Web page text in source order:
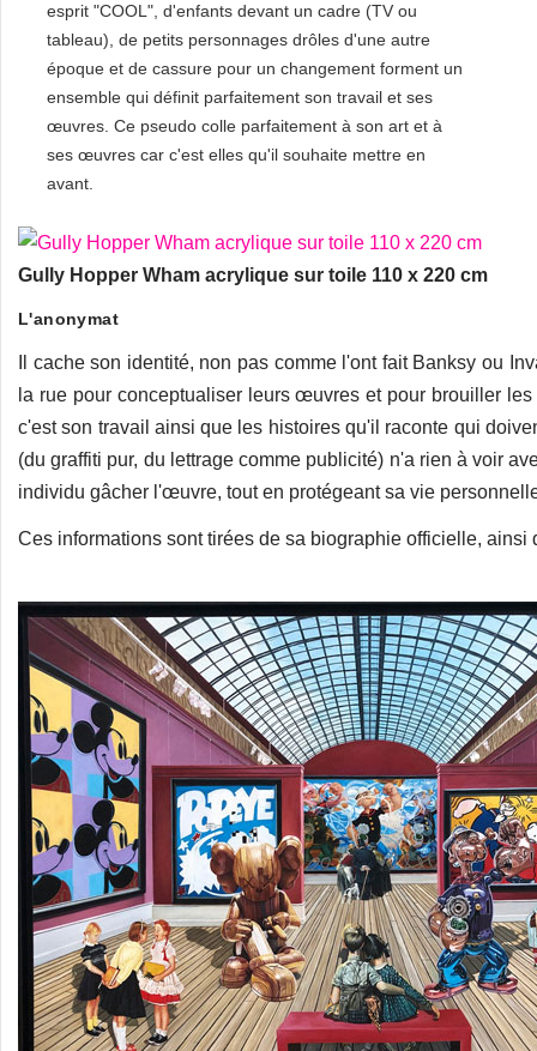
esprit "COOL", d'enfants devant un cadre (TV ou
tableau), de petits personnages drôles d'une autre
époque et de cassure pour un changement forment un
ensemble qui définit parfaitement son travail et ses
œuvres. Ce pseudo colle parfaitement à son art et à
ses œuvres car c'est elles qu'il souhaite mettre en
avant.
Gully Hopper Wham acrylique sur toile 110 x 220 cm
L'anonymat
Il cache son identité, non pas comme l'ont fait Banksy ou
la rue pour conceptualiser leurs œuvres et pour brouiller
c'est son travail ainsi que les histoires qu'il raconte qui
(du graffiti pur, du lettrage comme publicité) n'a rien à voir
individu gâcher l'œuvre, tout en protégeant sa vie
Ces informations sont tirées de sa biographie officielle,